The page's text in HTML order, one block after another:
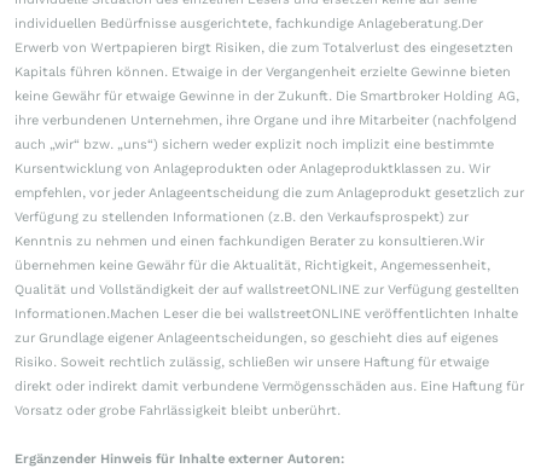
individuellen Bedürfnisse ausgerichtete, fachkundige Anlageberatung.Der
Erwerb von Wertpapieren birgt Risiken, die zum Totalverlust des eingesetzten
Kapitals führen können. Etwaige in der Vergangenheit erzielte Gewinne bieten
keine Gewähr für etwaige Gewinne in der Zukunft. Die Smartbroker Holding AG,
ihre verbundenen Unternehmen, ihre Organe und ihre Mitarbeiter (nachfolgend
auch „wir“ bzw. „uns“) sichern weder explizit noch implizit eine bestimmte
Kursentwicklung von Anlageprodukten oder Anlageproduktklassen zu. Wir
empfehlen, vor jeder Anlageentscheidung die zum Anlageprodukt gesetzlich zur
Verfügung zu stellenden Informationen (z.B. den Verkaufsprospekt) zur
Kenntnis zu nehmen und einen fachkundigen Berater zu konsultieren.Wir
übernehmen keine Gewähr für die Aktualität, Richtigkeit, Angemessenheit,
Qualität und Vollständigkeit der auf wallstreetONLINE zur Verfügung gestellten
Informationen.Machen Leser die bei wallstreetONLINE veröffentlichten Inhalte
zur Grundlage eigener Anlageentscheidungen, so geschieht dies auf eigenes
Risiko. Soweit rechtlich zulässig, schließen wir unsere Haftung für etwaige
direkt oder indirekt damit verbundene Vermögensschäden aus. Eine Haftung für
Vorsatz oder grobe Fahrlässigkeit bleibt unberührt.
Ergänzender Hinweis für Inhalte externer Autoren: